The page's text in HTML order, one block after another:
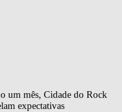
um mês, Cidade do Rock
expectativas